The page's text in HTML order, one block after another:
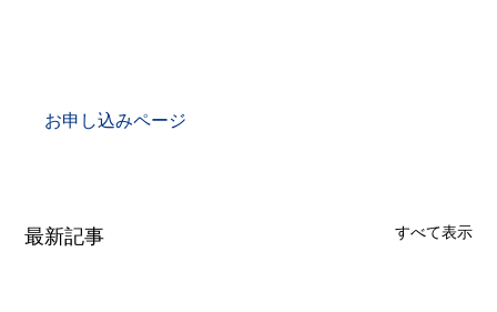
お申し込みページ
最新記事 すべて表示